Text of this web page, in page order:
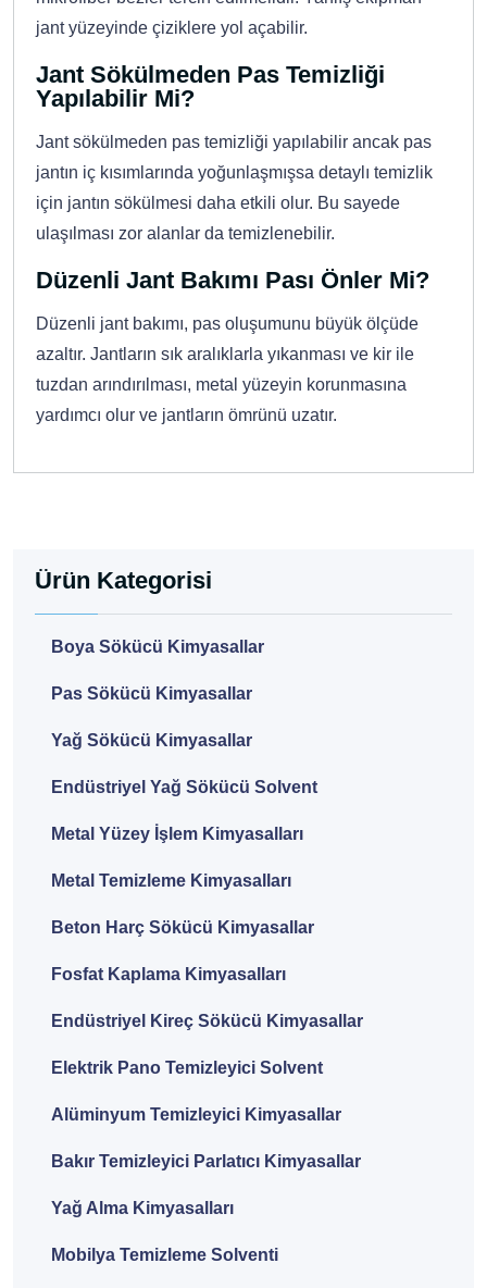
jant yüzeyinde çiziklere yol açabilir.
Jant Sökülmeden Pas Temizliği
Yapılabilir Mi?
Jant sökülmeden pas temizliği yapılabilir ancak pas
jantın iç kısımlarında yoğunlaşmışsa detaylı temizlik
için jantın sökülmesi daha etkili olur. Bu sayede
ulaşılması zor alanlar da temizlenebilir.
Düzenli Jant Bakımı Pası Önler Mi?
Düzenli jant bakımı, pas oluşumunu büyük ölçüde
azaltır. Jantların sık aralıklarla yıkanması ve kir ile
tuzdan arındırılması, metal yüzeyin korunmasına
yardımcı olur ve jantların ömrünü uzatır.
Ürün Kategorisi
Boya Sökücü Kimyasallar
Pas Sökücü Kimyasallar
Yağ Sökücü Kimyasallar
Endüstriyel Yağ Sökücü Solvent
Metal Yüzey İşlem Kimyasalları
Metal Temizleme Kimyasalları
Beton Harç Sökücü Kimyasallar
Fosfat Kaplama Kimyasalları
Endüstriyel Kireç Sökücü Kimyasallar
Elektrik Pano Temizleyici Solvent
Alüminyum Temizleyici Kimyasallar
Bakır Temizleyici Parlatıcı Kimyasallar
Yağ Alma Kimyasalları
Mobilya Temizleme Solventi